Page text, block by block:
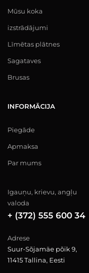
Mūsu koka
izstrādājumi
Līmētas plātnes
Sagataves
Brusas
INFORMĀCIJA
Piegāde
Apmaksa
Par mums
Igauņu, krievu, angļu
valoda
+ (372) 555 600 34
Adrese
Suur-Sõjamäe põik 9,
11415 Tallina, Eesti